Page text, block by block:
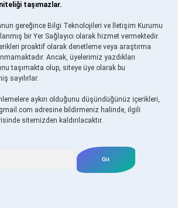
taşımazlar.
gereğince Bilgi Teknolojileri ve İletişim Kurumu
bir Yer Sağlayıcı olarak hizmet vermektedir.
proaktif olarak denetleme veya araştırma
Ancak, üyelerimiz yazdıkları
taşımakta olup, siteye üye olarak bu
sayılırlar.
aykırı olduğunu düşündüğünüz içerikleri,
adresine bildirmeniz halinde, ilgili
sitemizden kaldırılacaktır.